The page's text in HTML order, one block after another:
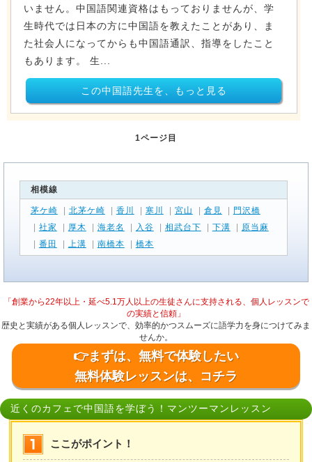
いません。中国語関連資格はもっておりませんが、学
生時代では日本の方に中国語を教えたことがあり、ま
た社会人になってからも中国語通訳、指導をしたこと
もあります。 生...
この中国語先生を、もっと見る
1ページ目
相模線
茅ケ崎 | 北茅ケ崎 | 香川 | 寒川 | 宮山 | 倉見 | 門沢橋
| 社家 | 厚木 | 海老名 | 入谷 | 相武台下 | 下溝 | 原当麻
| 番田 | 上溝 | 南橋本 | 橋本
「創業から22年以上・延べ5.1万人以上の生徒さんに支持される、個人レッスンで
の実績と信頼」
歴史と実績がある個人レッスンで、効率的かつスムーズに語学力を身につけてみま
せんか。
👉まずは、無料で体験したい
無料体験レッスンは、コチラ
近くのカフェで中国語を学ぼう！マンツーマンレッスン
ここがポイント！